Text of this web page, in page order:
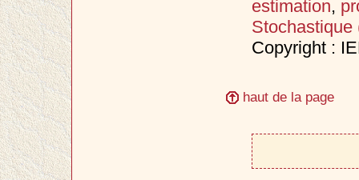
estimation,
Stochastique
Copyright :
haut de la page